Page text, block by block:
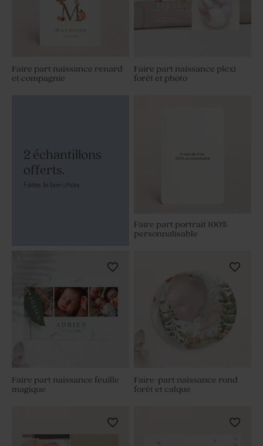
2 échantillons
offerts.
Faites le bon choix.
Faire part portrait 100%
personnalisable
Faire part naissance renard
et compagnie
Faire part naissance plexi
forêt et photo
Faire part naissance feuille
magique
Faire-part naissance rond
forêt et calque